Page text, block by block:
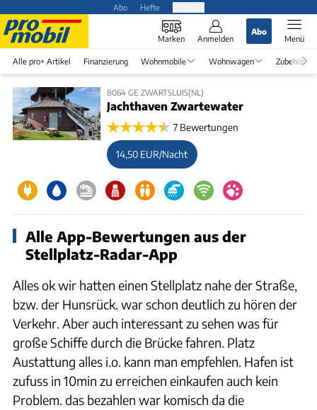
Abo Hefte
Marken Anmelden
Abo
Menü
Alle pro+ Artikel Finanzierung Wohnmobile Wohnwagen Zubehör
8064 GE ZWARTSLUIS(NL)
Jachthaven Zwartewater
7 Bewertungen
14,50 EUR/Nacht
Alle App-Bewertungen aus der
Stellplatz-Radar-App
Alles ok wir hatten einen Stellplatz nahe der Straße,
bzw. der Hunsrück. war schon deutlich zu hören der
Verkehr. Aber auch interessant zu sehen was für
große Schiffe durch die Brücke fahren. Platz
Austattung alles i.o. kann man empfehlen. Hafen ist
zufuss in 10min zu erreichen einkaufen auch kein
Problem. das bezahlen war komisch da die